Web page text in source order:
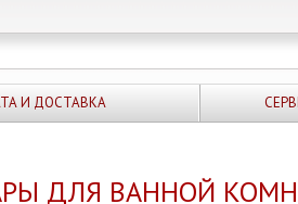
И ДОСТАВКА
ДЛЯ ВАННОЙ